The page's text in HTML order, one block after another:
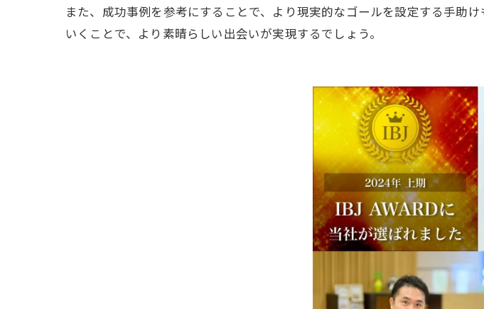
また、成功事例を参考にすることで、より現実的なゴールを設定する手助
いくことで、より素晴らしい出会いが実現するでしょう。